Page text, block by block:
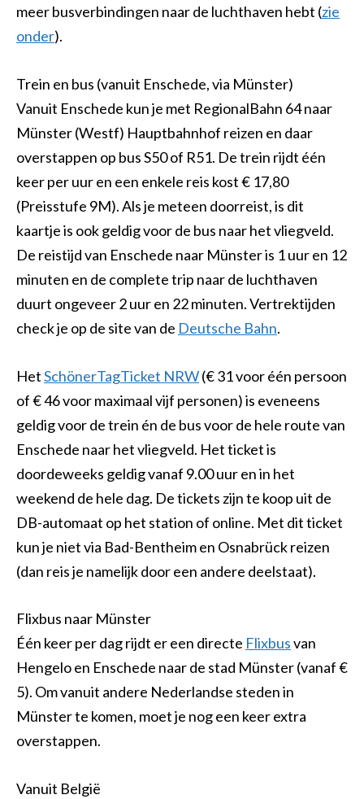
meer busverbindingen naar de luchthaven hebt (zie
onder).
Trein en bus (vanuit Enschede, via Münster)
Vanuit Enschede kun je met RegionalBahn 64 naar
Münster (Westf) Hauptbahnhof reizen en daar
overstappen op bus S50 of R51. De trein rijdt één
keer per uur en een enkele reis kost € 17,80
(Preisstufe 9M). Als je meteen doorreist, is dit
kaartje is ook geldig voor de bus naar het vliegveld.
De reistijd van Enschede naar Münster is 1 uur en 12
minuten en de complete trip naar de luchthaven
duurt ongeveer 2 uur en 22 minuten. Vertrektijden
check je op de site van de Deutsche Bahn.
HetSchönerTagTicket NRW(€ 31 voor één persoon
of € 46 voor maximaal vijf personen) is eveneens
geldig voor de trein én de bus voor de hele route van
Enschede naar het vliegveld. Het ticket is
doordeweeks geldig vanaf 9.00 uur en in het
weekend de hele dag. De tickets zijn te koop uit de
DB-automaat op het station of online. Met dit ticket
kun je niet via Bad-Bentheim en Osnabrück reizen
(dan reis je namelijk door een andere deelstaat).
Flixbus naar Münster
Één keer per dag rijdt er een directe Flixbusvan
Hengelo en Enschede naar de stad Münster (vanaf €
5). Om vanuit andere Nederlandse steden in
Münster te komen, moet je nog een keer extra
overstappen.
Vanuit België